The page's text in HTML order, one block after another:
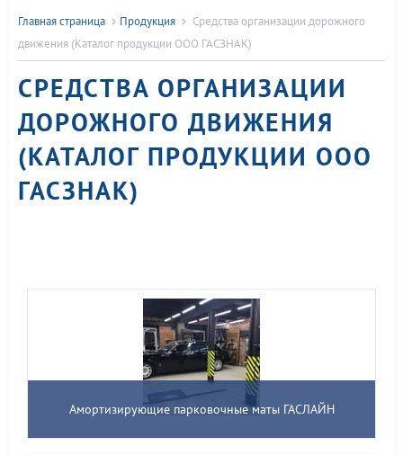
Главная страница Продукция
Средства организации дорожного
движения (Каталог продукции ООО ГАСЗНАК)
СРЕДСТВА ОРГАНИЗАЦИИ
ДОРОЖНОГО ДВИЖЕНИЯ
(КАТАЛОГ ПРОДУКЦИИ ООО
ГАСЗНАК)
Амортизирующие парковочные маты ГАСЛАЙН